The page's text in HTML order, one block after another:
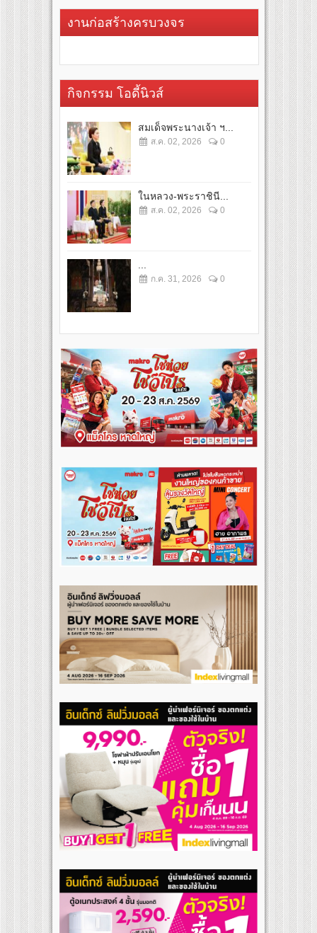
งานก่อสร้างครบวงจร
กิจกรรม โอดี้นิวส์
สมเด็จพระนางเจ้า ฯ...
ส.ค. 02, 2026 0
ในหลวง-พระราชินี...
ส.ค. 02, 2026 0
ก.ค. 31, 2026 0